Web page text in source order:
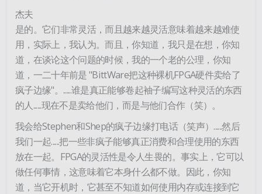
杰夫
是的。它们非常灵活，而且越来越灵活意味着越来越难使
用，实际上，我认为。而且，你知道，我只是在想，你知
道，在谈论这个问题的时候，我的一个老的公理，你知
道，一二十年前是 "BittWare把这种裸机FPGA硬件卖给了
疯子边缘"。......谁是真正能够卷起袖子编写这种灵活的东西
的人......现在不是卖给他们，而是与他们合作（笑）。
我会给Stephen和Shep的疯子边缘打电话（笑声）......然后
我们一起......把一些非疯子能够真正消费和合理使用的东西
放在一起。FPGA的灵活性是令人生畏的。事实上，它可以
做任何事情，这意味着它本身什么都不做。因此，你知
道，当它开机时，它甚至不知道如何使用内存或连接到它